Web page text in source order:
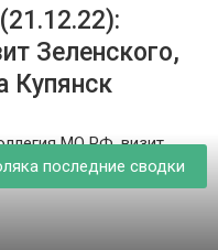
Зеленского,
Купянск
последние сводки